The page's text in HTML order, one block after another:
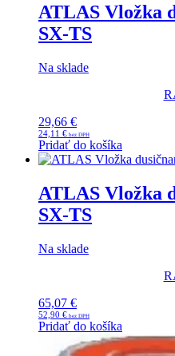
ATLAS Vložka
SX-TS
Na sklade
29,66 €
24,11 €
Pridať do košíka
ATLAS Vložka
SX-TS
Na sklade
65,07 €
52,90 €
Pridať do košíka